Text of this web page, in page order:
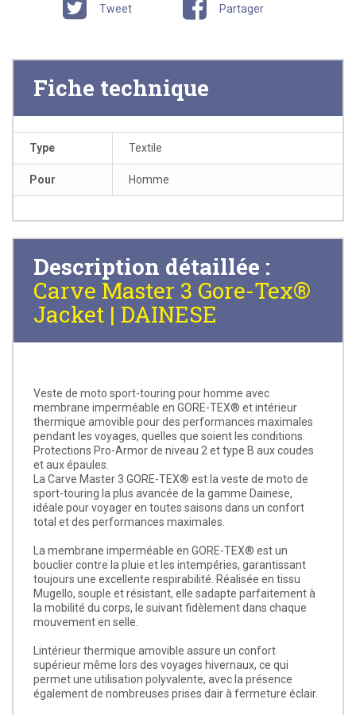
Tweet Partager
Fiche technique
Type Textile
Pour Homme
Description détaillée :
Carve Master 3 Gore-Tex®
Jacket | DAINESE
Veste de moto sport-touring pour homme avec
membrane imperméable en GORE-TEX® et intérieur
thermique amovible pour des performances maximales
pendant les voyages, quelles que soient les conditions.
Protections Pro-Armor de niveau 2 et type B aux coudes
et aux épaules.
La Carve Master 3 GORE-TEX® est la veste de moto de
sport-touring la plus avancée de la gamme Dainese,
idéale pour voyager en toutes saisons dans un confort
total et des performances maximales.
La membrane imperméable en GORE-TEX® est un
bouclier contre la pluie et les intempéries, garantissant
toujours une excellente respirabilité. Réalisée en tissu
Mugello, souple et résistant, elle sadapte parfaitement à
la mobilité du corps, le suivant fidèlement dans chaque
mouvement en selle.
Lintérieur thermique amovible assure un confort
supérieur même lors des voyages hivernaux, ce qui
permet une utilisation polyvalente, avec la présence
également de nombreuses prises dair à fermeture éclair.